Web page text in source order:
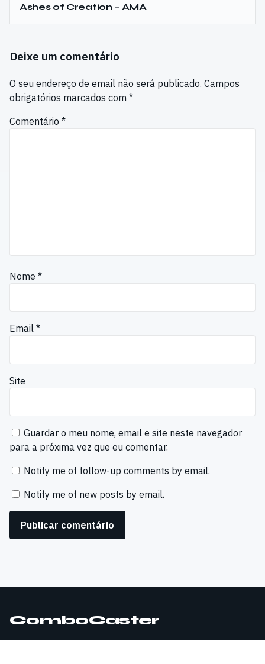
Ashes of Creation – AMA
Deixe um comentário
O seu endereço de email não será publicado. Campos
obrigatórios marcados com *
Comentário *
Nome *
Email *
Site
Guardar o meu nome, email e site neste navegador
para a próxima vez que eu comentar.
Notify me of follow-up comments by email.
Notify me of new posts by email.
ComboCaster